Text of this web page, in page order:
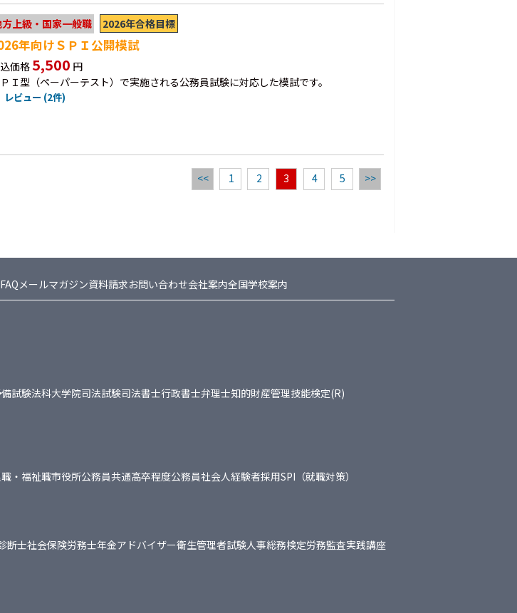
上級・国家一般職 2026年合格目標
年向けＳＰＩ公開模試
価格 5,500 円
Ｉ型（ペーパーテスト）で実施される公務員試験に対応した模試です。
レビュー (2件)
<< 1 2 3 4 5 >>
メールマガジン資料請求お問い合わせ会社案内全国学校案内
試験法科大学院司法試験司法書士行政書士弁理士知的財産管理技能検定(R)
・福祉職市役所公務員共通高卒程度公務員社会人経験者採用SPI（就職対策）
断士社会保険労務士年金アドバイザー衛生管理者試験人事総務検定労務監査実践講座